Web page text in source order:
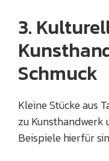
3.
Schmuck
Kleine Stücke aus
zu Kunsthandwerk
Beispiele hierfür